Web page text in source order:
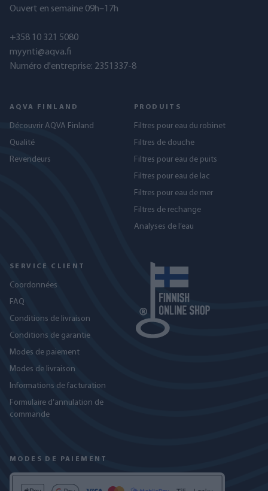
Ouvert en semaine 09h–17h
+358 10 321 5080
myynti@aqva.fi
Numéro d'entreprise: 2351337-8
AQVA FINLAND
Découvrir AQVA Finland
Qualité
Revendeurs
PRODUITS
Filtres pour eau du robinet
Filtres de douche
Filtres pour eau de puits
Filtres pour eau de lac
Filtres pour eau de mer
Filtres de rechange
Analyses de l’eau
SERVICE CLIENT
Coordonnées
FAQ
Conditions de livraison
Conditions de garantie
Modes de paiement
Modes de livraison
Informations de facturation
Formulaire d’annulation de
commande
MODES DE PAIEMENT